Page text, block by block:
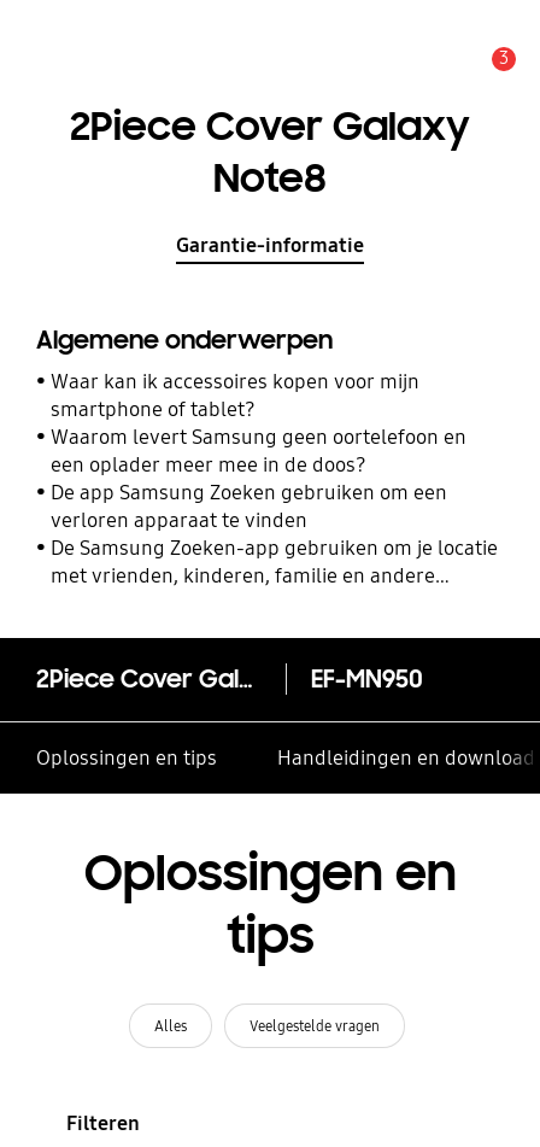
3
2Piece Cover Galaxy
Note8
Garantie-informatie
Algemene onderwerpen
Waar kan ik accessoires kopen voor mijn
smartphone of tablet?
Waarom levert Samsung geen oortelefoon en
een oplader meer mee in de doos?
De app Samsung Zoeken gebruiken om een
verloren apparaat te vinden
De Samsung Zoeken-app gebruiken om je locatie
met vrienden, kinderen, familie en andere
2Piece Cover Galaxy Note8 EF-MN950
Oplossingen en tips Handleidingen en
Oplossingen en
tips
Alles Veelgestelde vragen
Filteren